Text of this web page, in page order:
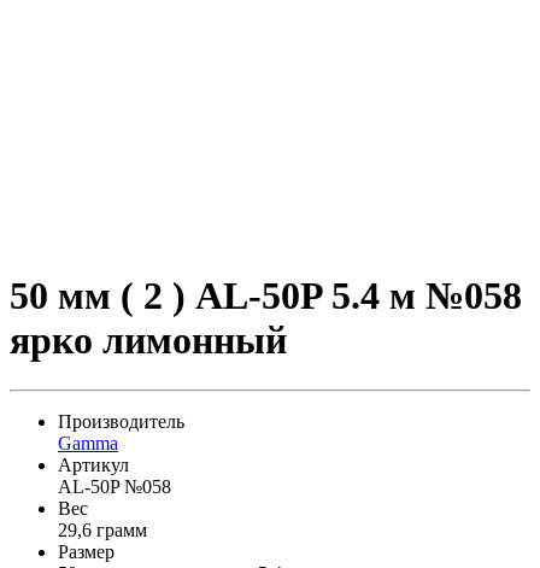
50 мм ( 2 ) AL-50P 5.4 м №058
ярко лимонный
Производитель
Gamma
Артикул
AL-50P №058
Вес
29,6 грамм
Размер